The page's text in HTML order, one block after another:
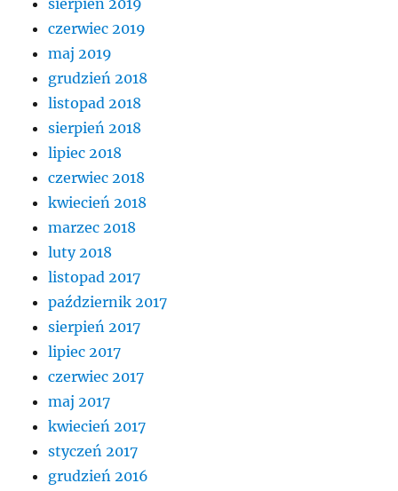
sierpień 2019
czerwiec 2019
maj 2019
grudzień 2018
listopad 2018
sierpień 2018
lipiec 2018
czerwiec 2018
kwiecień 2018
marzec 2018
luty 2018
listopad 2017
październik 2017
sierpień 2017
lipiec 2017
czerwiec 2017
maj 2017
kwiecień 2017
styczeń 2017
grudzień 2016